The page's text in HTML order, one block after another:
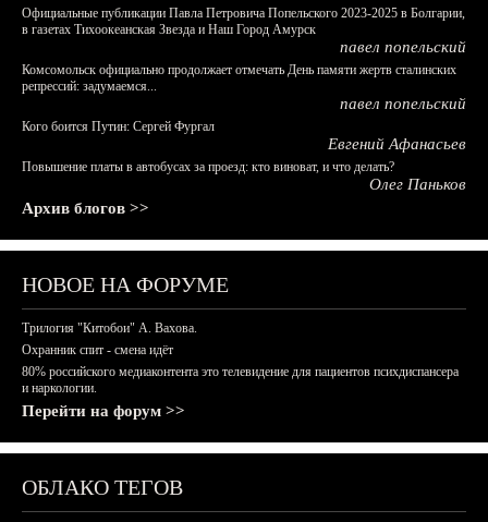
Официальные публикации Павла Петровича Попельского 2023-2025 в Болгарии,
в газетах Тихоокеанская Звезда и Наш Город Амурск
павел попельский
Комсомольск официально продолжает отмечать День памяти жертв сталинских
репрессий: задумаемся...
павел попельский
Кого боится Путин: Сергей Фургал
Евгений Афанасьев
Повышение платы в автобусах за проезд: кто виноват, и что делать?
Олег Паньков
Архив блогов >>
НОВОЕ НА ФОРУМЕ
Трилогия "Китобои" А. Вахова.
Охранник спит - смена идёт
80% российского медиаконтента это телевидение для пациентов психдиспансера
и наркологии.
Перейти на форум >>
ОБЛАКО ТЕГОВ